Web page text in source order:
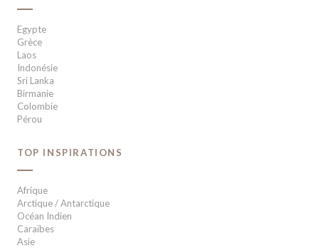
Egypte
Grèce
Laos
Indonésie
Sri Lanka
Birmanie
Colombie
Pérou
TOP INSPIRATIONS
Afrique
Arctique / Antarctique
Océan Indien
Caraïbes
Asie